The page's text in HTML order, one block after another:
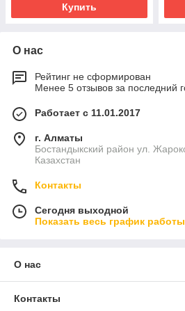
Купить
О нас
Рейтинг не сформирован
Менее 5 отзывов за последний
Работает с 11.01.2017
г. Алматы
Бостандыкский район ул.
Казахстан
Контакты
Сегодня выходной
Показать весь график работы
О нас
Контакты